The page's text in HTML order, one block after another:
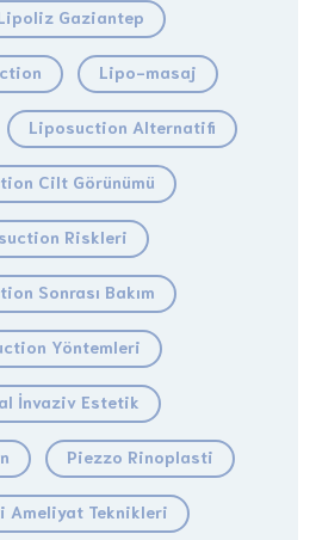
Gaziantep
Lipo-masaj
Liposuction Alternatifi
Cilt Görünümü
Riskleri
Sonrası Bakım
Yöntemleri
İnvaziv Estetik
Piezzo Rinoplasti
Ameliyat Teknikleri